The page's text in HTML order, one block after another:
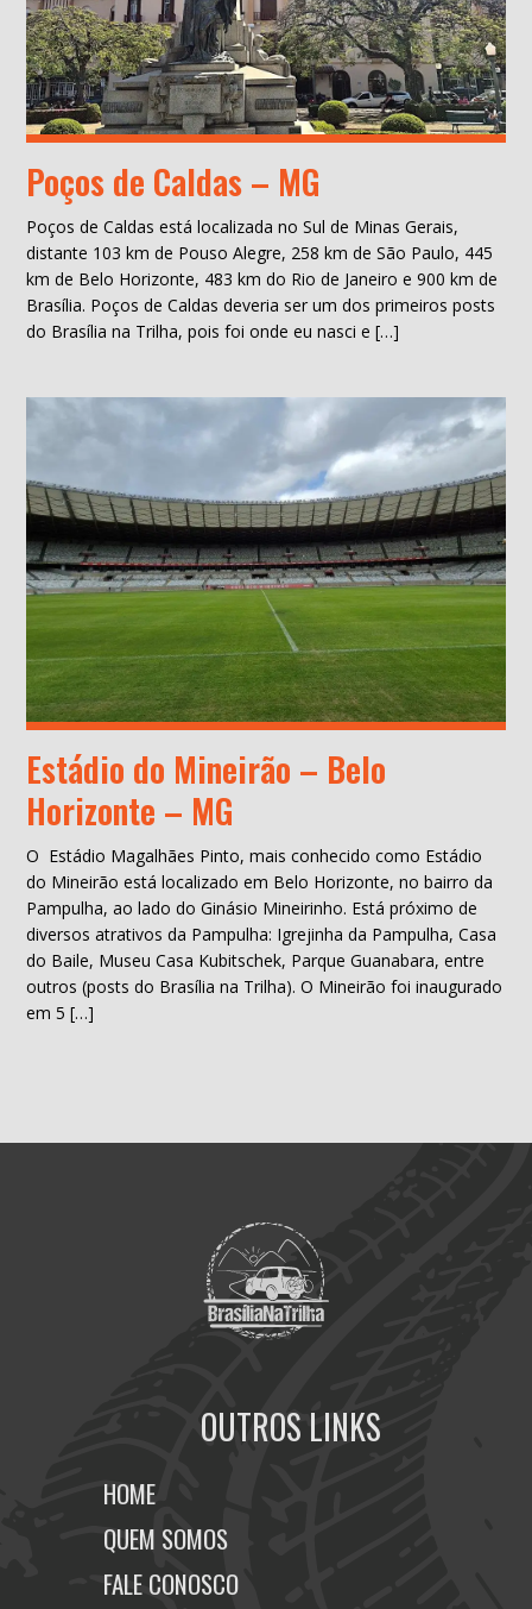
Poços de Caldas – MG
Poços de Caldas está localizada no Sul de Minas Gerais,
distante 103 km de Pouso Alegre, 258 km de São Paulo, 445
km de Belo Horizonte, 483 km do Rio de Janeiro e 900 km de
Brasília. Poços de Caldas deveria ser um dos primeiros posts
do Brasília na Trilha, pois foi onde eu nasci e […]
Estádio do Mineirão – Belo
Horizonte – MG
O Estádio Magalhães Pinto, mais conhecido como Estádio
do Mineirão está localizado em Belo Horizonte, no bairro da
Pampulha, ao lado do Ginásio Mineirinho. Está próximo de
diversos atrativos da Pampulha: Igrejinha da Pampulha, Casa
do Baile, Museu Casa Kubitschek, Parque Guanabara, entre
outros (posts do Brasília na Trilha). O Mineirão foi inaugurado
em 5 […]
OUTROS LINKS
HOME
QUEM SOMOS
FALE CONOSCO